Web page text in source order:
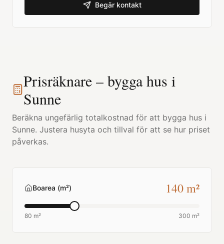
Begär kontakt
Prisräknare – bygga hus i
Sunne
Beräkna ungefärlig totalkostnad för att bygga hus i
Sunne. Justera husyta och tillval för att se hur priset
påverkas.
Boarea (m²) 140m²
80 m² 300 m²